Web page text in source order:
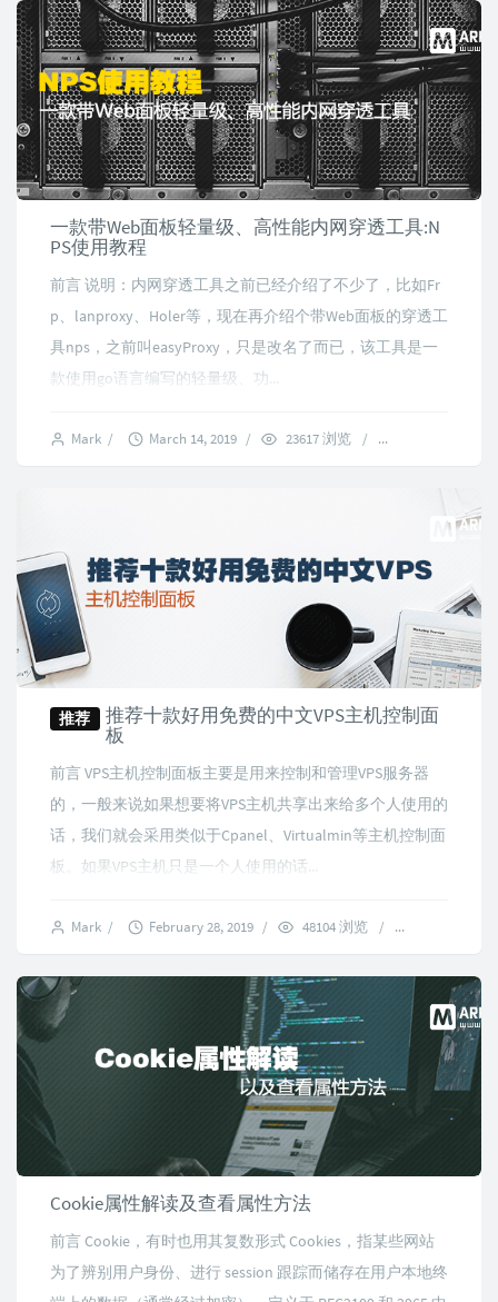
一款带Web面板轻量级、高性能内网穿透工具:N
PS使用教程
前言 说明：内网穿透工具之前已经介绍了不少了，比如Fr
p、lanproxy、Holer等，现在再介绍个带Web面板的穿透工
具nps，之前叫easyProxy，只是改名了而已，该工具是一
款使用go语言编写的轻量级、功...
Mark / March 14, 2019 / 23617 浏览 /
推荐
推荐十款好用免费的中文VPS主机控制面
板
前言 VPS主机控制面板主要是用来控制和管理VPS服务器
的，一般来说如果想要将VPS主机共享出来给多个人使用的
话，我们就会采用类似于Cpanel、Virtualmin等主机控制面
板。如果VPS主机只是一个人使用的话...
Mark / February 28, 2019 / 48104 浏览 /
Cookie属性解读及查看属性方法
前言 Cookie，有时也用其复数形式 Cookies，指某些网站
为了辨别用户身份、进行 session 跟踪而储存在用户本地终